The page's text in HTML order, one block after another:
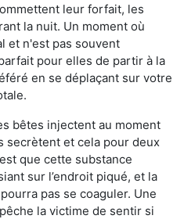
leur forfait, les
la nuit. Un moment où
et n'est pas souvent
pour elles de partir à la
en se déplaçant sur votre
bêtes injectent au moment
secrètent et cela pour deux
que cette substance
sur l’endroit piqué, et la
pas se coaguler. Une
la victime de sentir si